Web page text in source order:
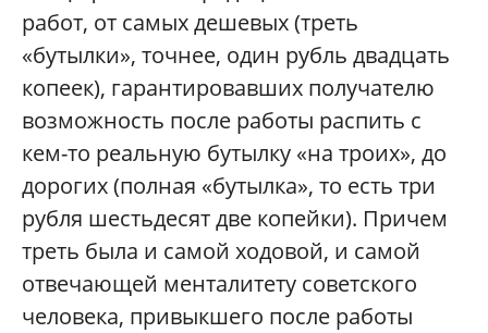
работ, от самых дешевых (треть
«бутылки», точнее, один рубль двадцать
копеек), гарантировавших получателю
возможность после работы распить с
кем-то реальную бутылку «на троих», до
дорогих (полная «бутылка», то есть три
рубля шестьдесят две копейки). Причем
треть была и самой ходовой, и самой
отвечающей менталитету советского
человека, привыкшего после работы